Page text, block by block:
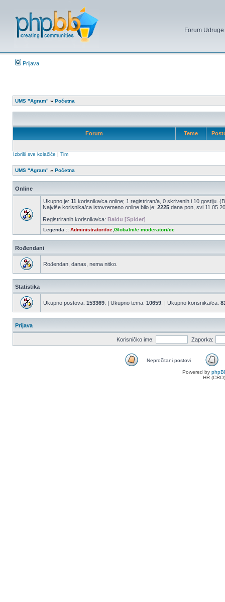
Forum
Prijava
UMS "Agram" » Početna
Forum Teme
Izbriši sve kolačiće | Tim
UMS "Agram" » Početna
Online
Ukupno je: 11 korisnika/ca online; 1 registriran/a, 0 skrivenih i 10 gostiju.
Najviše korisnika/ca istovremeno online bilo je: 2225 dana pon, svi
Registriranih korisnika/ca: Baidu [Spider]
Legenda :: Administratori/ce Globalni/e moderatori/ce
Rođendani
Rođendan, danas, nema nitko.
Statistika
Ukupno postova: 153369 . | Ukupno tema: 10659 . | Ukupno korisnika/ca:
Prijava
Korisničko ime: Zaporka:
Nepročitani postovi
Powered by
HR